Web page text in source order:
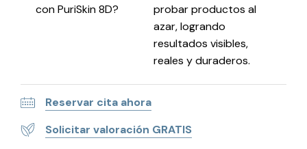
con PuriSkin 8D?
probar productos al
azar, logrando
resultados visibles,
reales y duraderos.
Reservar cita ahora
Solicitar valoración GRATIS